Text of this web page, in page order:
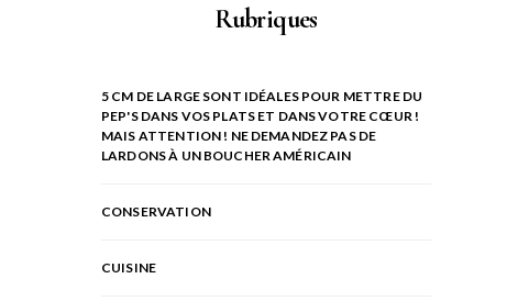
Rubriques
5 CM DE LARGE SONT IDÉALES POUR METTRE DU
PEP'S DANS VOS PLATS ET DANS VOTRE CŒUR !
MAIS ATTENTION ! NE DEMANDEZ PAS DE
LARDONS À UN BOUCHER AMÉRICAIN
CONSERVATION
CUISINE